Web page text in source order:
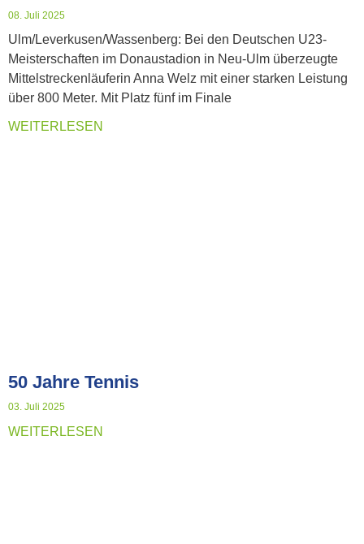
08. Juli 2025
Ulm/Leverkusen/Wassenberg: Bei den Deutschen U23-
Meisterschaften im Donaustadion in Neu-Ulm überzeugte
Mittelstreckenläuferin Anna Welz mit einer starken Leistung
über 800 Meter. Mit Platz fünf im Finale
WEITERLESEN
50 Jahre Tennis
03. Juli 2025
WEITERLESEN